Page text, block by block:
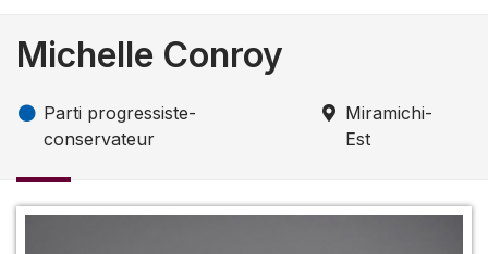
Michelle Conroy
Parti progressiste-
conservateur
Miramichi-
Est